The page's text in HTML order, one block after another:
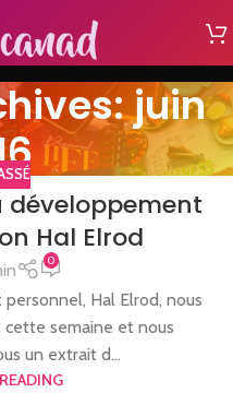
juin
développement
Hal Elrod
0
Hal Elrod, nous
semaine et nous
un extrait d...